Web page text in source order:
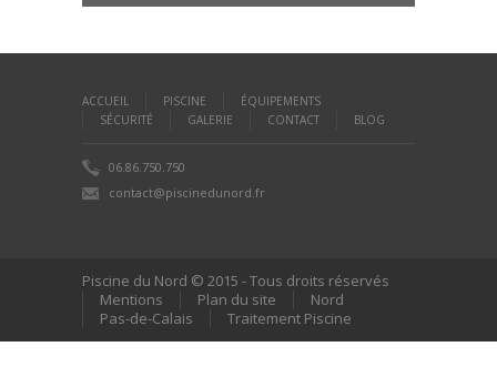
ACCUEIL PISCINE
ÉQUIPEMENTS
SÉCURITÉ
GALERIE CONTACT BLOG
06.86.750.750
contact@piscinedunord.fr
Piscine du Nord © 2015 - Tous droits réservés
Mentions
Plan du site
Nord
Pas-de-Calais
Traitement Piscine